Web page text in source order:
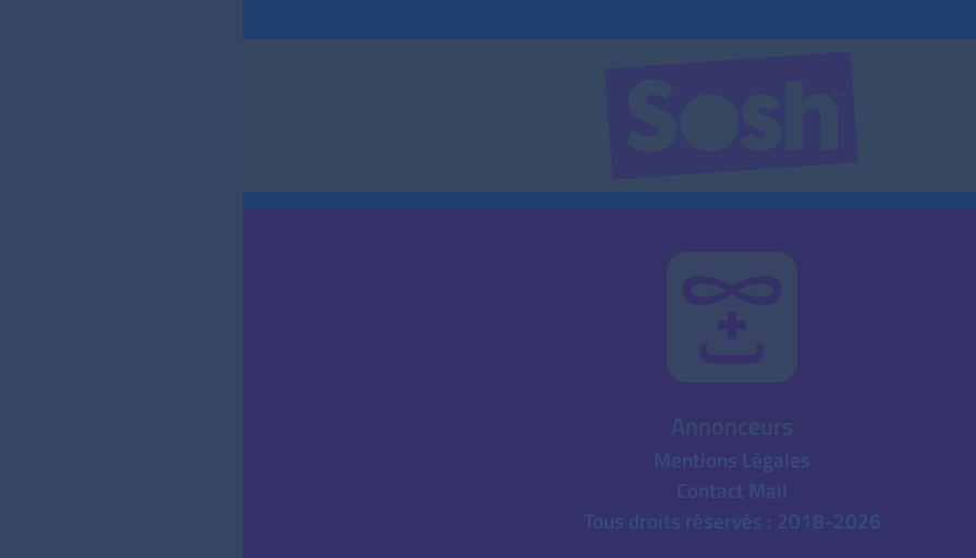
Mentions Légales
Contact Mail
Tous droits réservés : 2018-2026